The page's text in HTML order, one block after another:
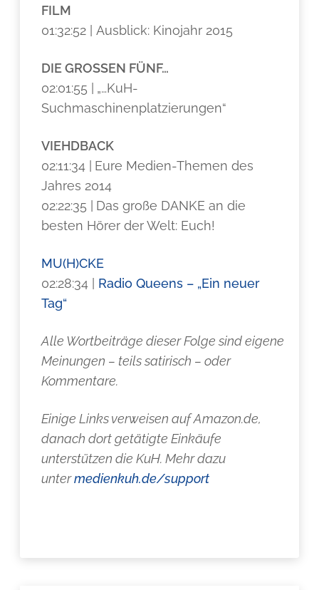
FILM
01:32:52 | Ausblick: Kinojahr 2015
DIE GROSSEN FÜNF…
02:01:55 |
„…KuH-
Suchmaschinenplatzierungen“
VIEHDBACK
02:11:34 |
Eure Medien-Themen des
Jahres 2014
02:22:35 |
Das große DANKE an die
besten Hörer der Welt: Euch!
MU(H)CKE
02:28:34 | Radio Queens – „Ein neuer
Tag“
Alle Wortbeiträge dieser Folge sind eigene
Meinungen – teils satirisch – oder
Kommentare.
Einige Links verweisen auf Amazon.de,
danach dort getätigte Einkäufe
unterstützen die KuH. Mehr dazu
untermedienkuh.de/support